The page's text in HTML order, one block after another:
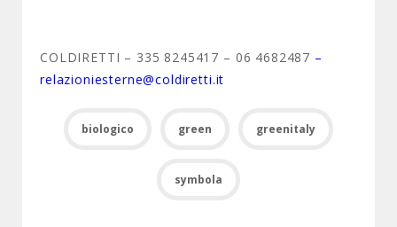
COLDIRETTI – 335 8245417 – 06 4682487 –
relazioniesterne@coldiretti.it
biologico green greenitaly
symbola